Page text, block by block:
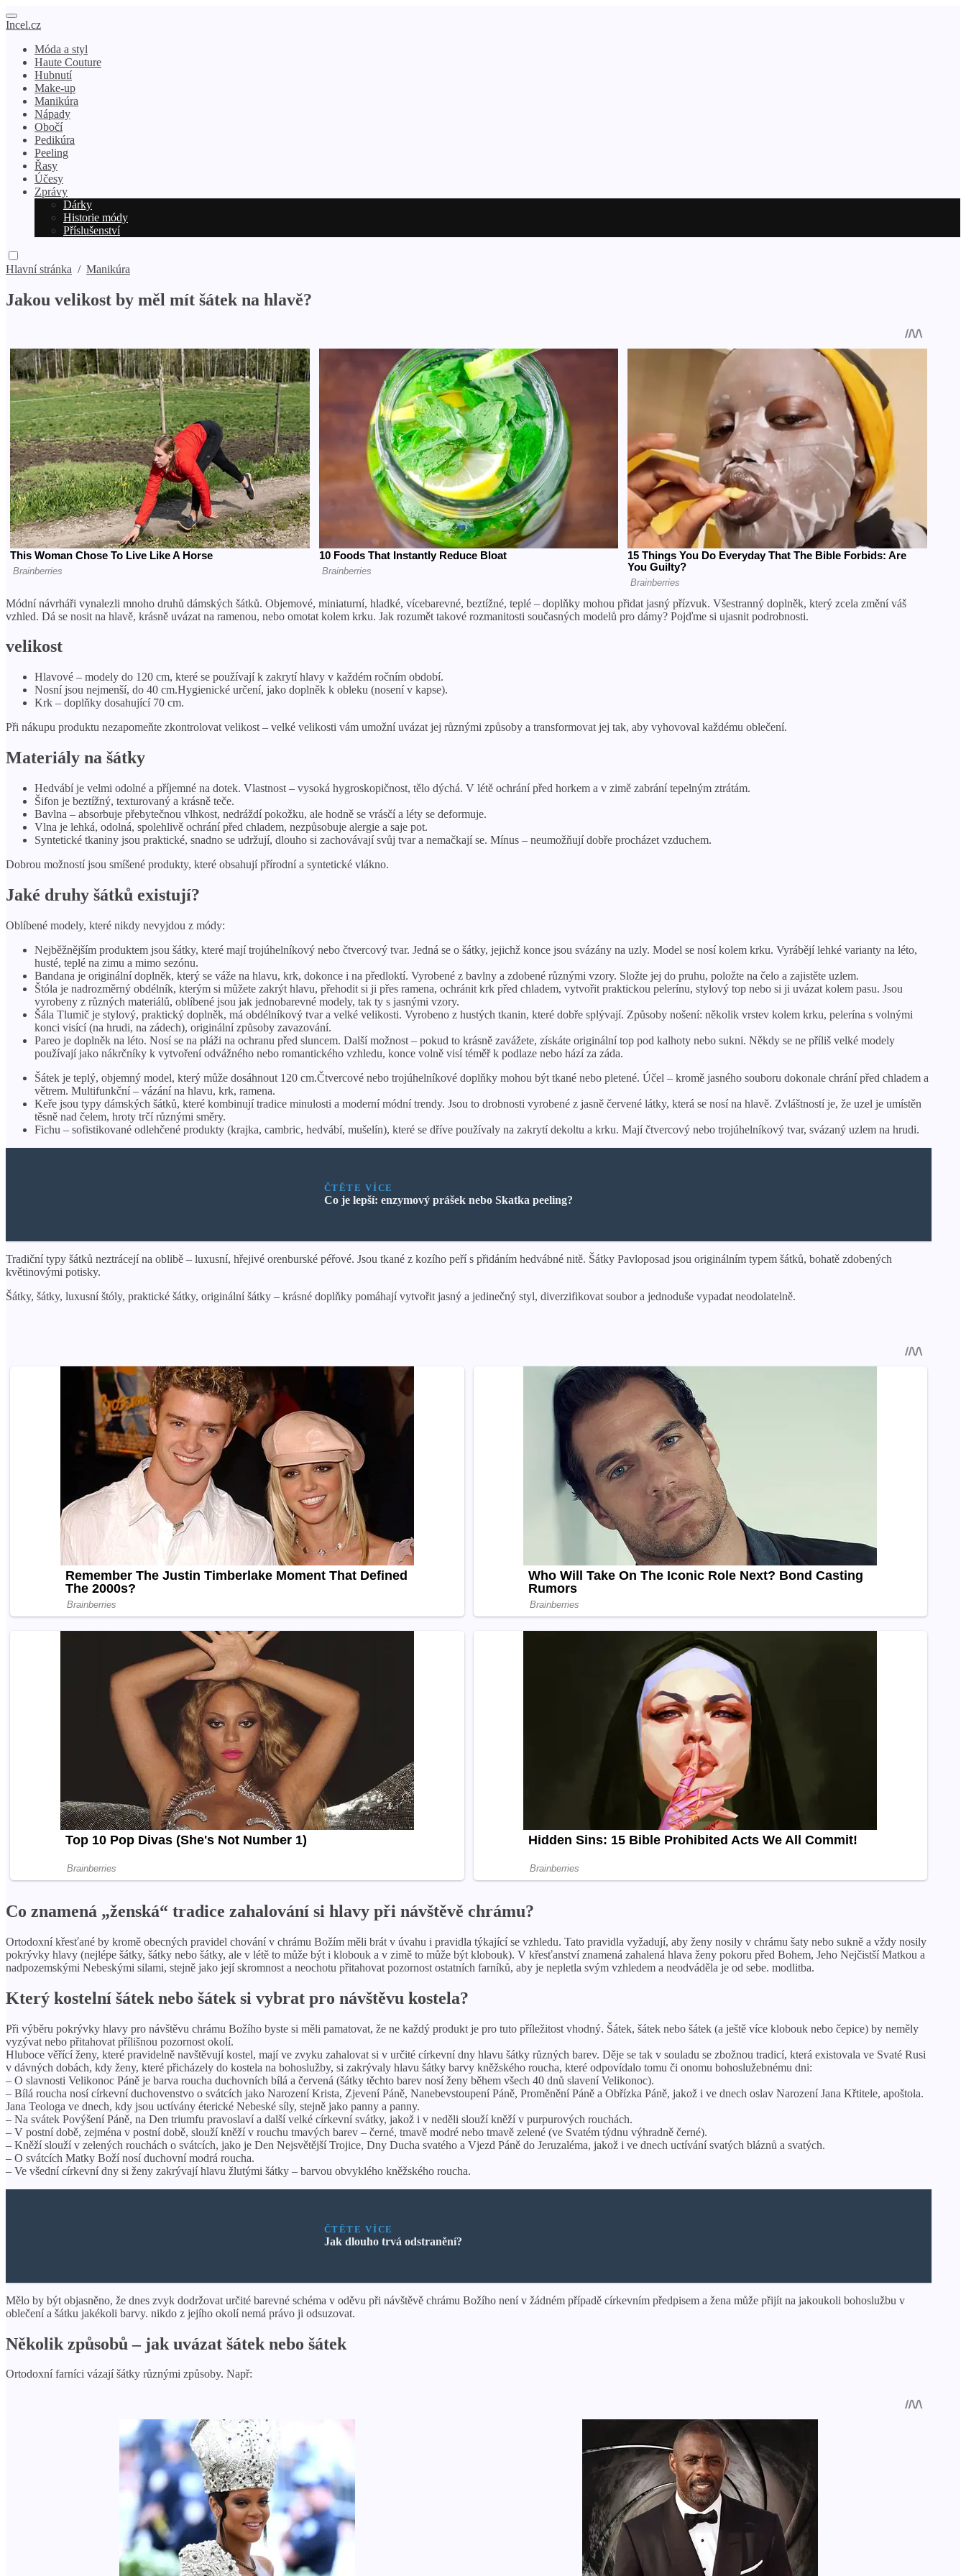
Incel.cz
Móda a styl
Haute Couture
Hubnutí
Make-up
Manikúra
Nápady
Obočí
Pedikúra
Peeling
Řasy
Účesy
Zprávy
Dárky
Historie módy
Příslušenství
Hlavní stránka / Manikúra
Jakou velikost by měl mít šátek na hlavě?
Módní návrháři vynalezli mnoho druhů dámských šátků. Objemové, miniaturní, hladké, vícebarevné, beztížné, teplé – doplňky mohou přidat jasný přízvuk. Všestranný doplněk, který zcela změní váš
vzhled. Dá se nosit na hlavě, krásně uvázat na ramenou, nebo omotat kolem krku. Jak rozumět takové rozmanitosti současných modelů pro dámy? Pojďme si ujasnit podrobnosti.
velikost
Hlavové – modely do 120 cm, které se používají k zakrytí hlavy v každém ročním období.
Nosní jsou nejmenší, do 40 cm.Hygienické určení, jako doplněk k obleku (nosení v kapse).
Krk – doplňky dosahující 70 cm.
Při nákupu produktu nezapomeňte zkontrolovat velikost – velké velikosti vám umožní uvázat jej různými způsoby a transformovat jej tak, aby vyhovoval každému oblečení.
Materiály na šátky
Hedvábí je velmi odolné a příjemné na dotek. Vlastnost – vysoká hygroskopičnost, tělo dýchá. V létě ochrání před horkem a v zimě zabrání tepelným ztrátám.
Šifon je beztížný, texturovaný a krásně teče.
Bavlna – absorbuje přebytečnou vlhkost, nedráždí pokožku, ale hodně se vrásčí a léty se deformuje.
Vlna je lehká, odolná, spolehlivě ochrání před chladem, nezpůsobuje alergie a saje pot.
Syntetické tkaniny jsou praktické, snadno se udržují, dlouho si zachovávají svůj tvar a nemačkají se. Mínus – neumožňují dobře procházet vzduchem.
Dobrou možností jsou smíšené produkty, které obsahují přírodní a syntetické vlákno.
Jaké druhy šátků existují?
Oblíbené modely, které nikdy nevyjdou z módy:
Nejběžnějším produktem jsou šátky, které mají trojúhelníkový nebo čtvercový tvar. Jedná se o šátky, jejichž konce jsou svázány na uzly. Model se nosí kolem krku. Vyrábějí lehké varianty na léto,
husté, teplé na zimu a mimo sezónu.
Bandana je originální doplněk, který se váže na hlavu, krk, dokonce i na předloktí. Vyrobené z bavlny a zdobené různými vzory. Složte jej do pruhu, položte na čelo a zajistěte uzlem.
Štóla je nadrozměrný obdélník, kterým si můžete zakrýt hlavu, přehodit si ji přes ramena, ochránit krk před chladem, vytvořit praktickou pelerínu, stylový top nebo si ji uvázat kolem pasu. Jsou
vyrobeny z různých materiálů, oblíbené jsou jak jednobarevné modely, tak ty s jasnými vzory.
Šála Tlumič je stylový, praktický doplněk, má obdélníkový tvar a velké velikosti. Vyrobeno z hustých tkanin, které dobře splývají. Způsoby nošení: několik vrstev kolem krku, pelerína s volnými
konci visící (na hrudi, na zádech), originální způsoby zavazování.
Pareo je doplněk na léto. Nosí se na pláži na ochranu před sluncem. Další možnost – pokud to krásně zavážete, získáte originální top pod kalhoty nebo sukni. Někdy se ne příliš velké modely
používají jako nákrčníky k vytvoření odvážného nebo romantického vzhledu, konce volně visí téměř k podlaze nebo hází za záda.
Šátek je teplý, objemný model, který může dosáhnout 120 cm.Čtvercové nebo trojúhelníkové doplňky mohou být tkané nebo pletené. Účel – kromě jasného souboru dokonale chrání před chladem a
větrem. Multifunkční – vázání na hlavu, krk, ramena.
Keře jsou typy dámských šátků, které kombinují tradice minulosti a moderní módní trendy. Jsou to drobnosti vyrobené z jasně červené látky, která se nosí na hlavě. Zvláštností je, že uzel je umístěn
těsně nad čelem, hroty trčí různými směry.
Fichu – sofistikované odlehčené produkty (krajka, cambric, hedvábí, mušelín), které se dříve používaly na zakrytí dekoltu a krku. Mají čtvercový nebo trojúhelníkový tvar, svázaný uzlem na hrudi.
ČTĚTE VÍCE
Co je lepší: enzymový prášek nebo Skatka peeling?
Tradiční typy šátků neztrácejí na oblibě – luxusní, hřejivé orenburské péřové. Jsou tkané z kozího peří s přidáním hedvábné nitě. Šátky Pavloposad jsou originálním typem šátků, bohatě zdobených
květinovými potisky.
Šátky, šátky, luxusní štóly, praktické šátky, originální šátky – krásné doplňky pomáhají vytvořit jasný a jedinečný styl, diverzifikovat soubor a jednoduše vypadat neodolatelně.
Co znamená „ženská“ tradice zahalování si hlavy při návštěvě chrámu?
Ortodoxní křesťané by kromě obecných pravidel chování v chrámu Božím měli brát v úvahu i pravidla týkající se vzhledu. Tato pravidla vyžadují, aby ženy nosily v chrámu šaty nebo sukně a vždy nosily
pokrývky hlavy (nejlépe šátky, šátky nebo šátky, ale v létě to může být i klobouk a v zimě to může být klobouk). V křesťanství znamená zahalená hlava ženy pokoru před Bohem, Jeho Nejčistší Matkou a
nadpozemskými Nebeskými silami, stejně jako její skromnost a neochotu přitahovat pozornost ostatních farníků, aby je nepletla svým vzhledem a neodváděla je od sebe. modlitba.
Který kostelní šátek nebo šátek si vybrat pro návštěvu kostela?
Při výběru pokrývky hlavy pro návštěvu chrámu Božího byste si měli pamatovat, že ne každý produkt je pro tuto příležitost vhodný. Šátek, šátek nebo šátek (a ještě více klobouk nebo čepice) by neměly
vyzývat nebo přitahovat přílišnou pozornost okolí.
Hluboce věřící ženy, které pravidelně navštěvují kostel, mají ve zvyku zahalovat si v určité církevní dny hlavu šátky různých barev. Děje se tak v souladu se zbožnou tradicí, která existovala ve Svaté Rusi
v dávných dobách, kdy ženy, které přicházely do kostela na bohoslužby, si zakrývaly hlavu šátky barvy kněžského roucha, které odpovídalo tomu či onomu bohoslužebnému dni:
– O slavnosti Velikonoc Páně je barva roucha duchovních bílá a červená (šátky těchto barev nosí ženy během všech 40 dnů slavení Velikonoc).
– Bílá roucha nosí církevní duchovenstvo o svátcích jako Narození Krista, Zjevení Páně, Nanebevstoupení Páně, Proměnění Páně a Obřízka Páně, jakož i ve dnech oslav Narození Jana Křtitele, apoštola.
Jana Teologa ve dnech, kdy jsou uctívány éterické Nebeské síly, stejně jako panny a panny.
– Na svátek Povýšení Páně, na Den triumfu pravoslaví a další velké církevní svátky, jakož i v neděli slouží kněží v purpurových rouchách.
– V postní době, zejména v postní době, slouží kněží v rouchu tmavých barev – černé, tmavě modré nebo tmavě zelené (ve Svatém týdnu výhradně černé).
– Kněží slouží v zelených rouchách o svátcích, jako je Den Nejsvětější Trojice, Dny Ducha svatého a Vjezd Páně do Jeruzaléma, jakož i ve dnech uctívání svatých bláznů a svatých.
– O svátcích Matky Boží nosí duchovní modrá roucha.
– Ve všední církevní dny si ženy zakrývají hlavu žlutými šátky – barvou obvyklého kněžského roucha.
ČTĚTE VÍCE
Jak dlouho trvá odstranění?
Mělo by být objasněno, že dnes zvyk dodržovat určité barevné schéma v oděvu při návštěvě chrámu Božího není v žádném případě církevním předpisem a žena může přijít na jakoukoli bohoslužbu v
oblečení a šátku jakékoli barvy. nikdo z jejího okolí nemá právo ji odsuzovat.
Několik způsobů – jak uvázat šátek nebo šátek
Ortodoxní farníci vázají šátky různými způsoby. Např: